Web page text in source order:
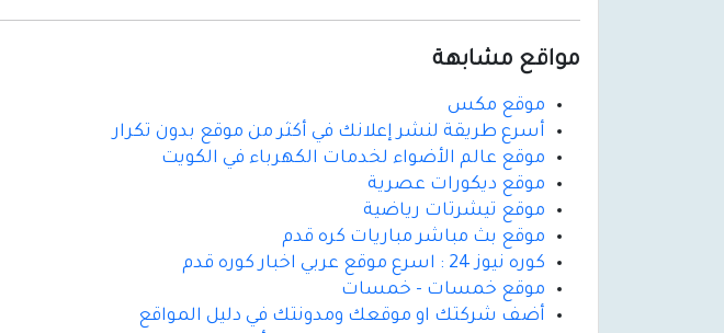
مواقع مشابهة
موقع مكس
أسرع طريقة لنشر إعلانك في أكثر من موقع بدون تكرار
موقع عالم الأضواء لخدمات الكهرباء في الكويت
موقع ديكورات عصرية
موقع تيشرتات رياضية
موقع بث مباشر مباريات كره قدم
كوره نيوز 24 : اسرع موقع عربي اخبار كوره قدم
موقع خمسات - خمسات
أضف شركتك او موقعك ومدونتك في دليل المواقع